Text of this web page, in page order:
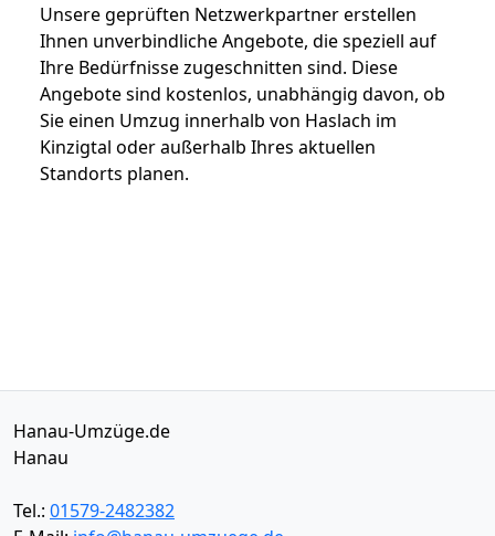
Unsere geprüften Netzwerkpartner erstellen
Ihnen unverbindliche Angebote, die speziell auf
Ihre Bedürfnisse zugeschnitten sind. Diese
Angebote sind kostenlos, unabhängig davon, ob
Sie einen Umzug innerhalb von Haslach im
Kinzigtal oder außerhalb Ihres aktuellen
Standorts planen.
Hanau-Umzüge.de
Hanau
Tel.: 01579-2482382